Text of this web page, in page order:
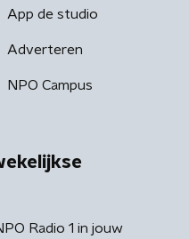
App de studio
Adverteren
NPO Campus
Radio 1 in jouw